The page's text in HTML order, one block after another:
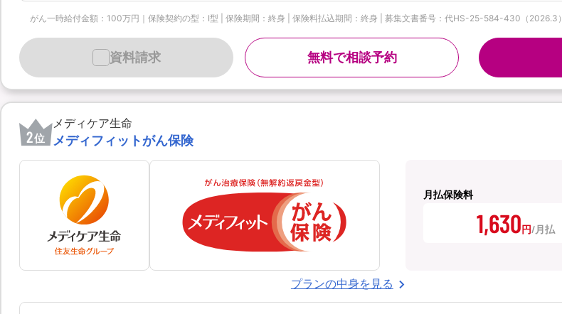
がん一時給付金額：100万円｜保険契約の型：Ⅰ型 | 保険期間：終身 | 保険料払込期間：終身 | 募集文書番号：代HS-25-584-430（2026.3）
無料で相談予約
資料請求
2位
メディケア生命
メディフィットがん保険
月払保険料
1,630円
プランの中身を見る